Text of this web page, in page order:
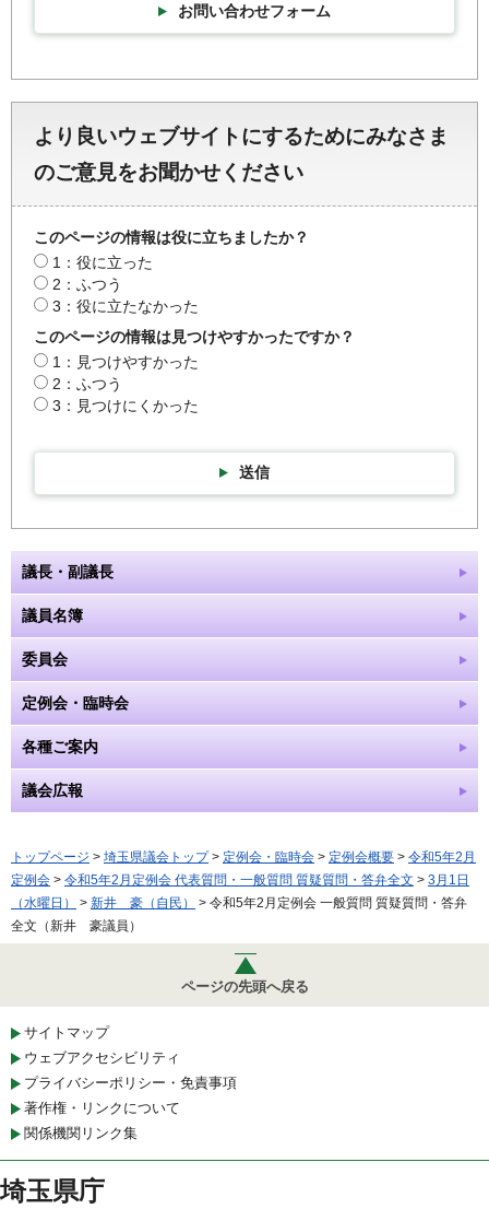
お問い合わせフォーム
より良いウェブサイトにするためにみなさま
のご意見をお聞かせください
このページの情報は役に立ちましたか？
1：役に立った
2：ふつう
3：役に立たなかった
このページの情報は見つけやすかったですか？
1：見つけやすかった
2：ふつう
3：見つけにくかった
送信
議長・副議長
議員名簿
委員会
定例会・臨時会
各種ご案内
議会広報
トップページ > 埼玉県議会トップ> 定例会・臨時会 > 定例会概要 > 令和5年2月
定例会 > 令和5年2月定例会 代表質問・一般質問 質疑質問・答弁全文 > 3月1日
（水曜日）
> 新井 豪（自民）
> 令和5年2月定例会 一般質問 質疑質問・答弁
全文（新井 豪議員）
ページの先頭へ戻る
サイトマップ
ウェブアクセシビリティ
プライバシーポリシー・免責事項
著作権・リンクについて
関係機関リンク集
埼玉県庁